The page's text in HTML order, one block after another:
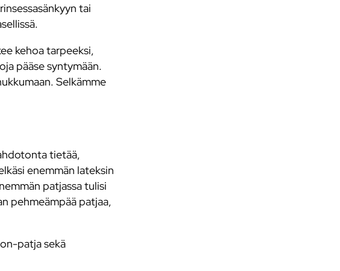
tai
kehoa tarpeeksi,
pääse syntymään.
Selkämme
tietää,
enemmän lateksin
patjassa tulisi
pehmeämpää patjaa,
patja sekä